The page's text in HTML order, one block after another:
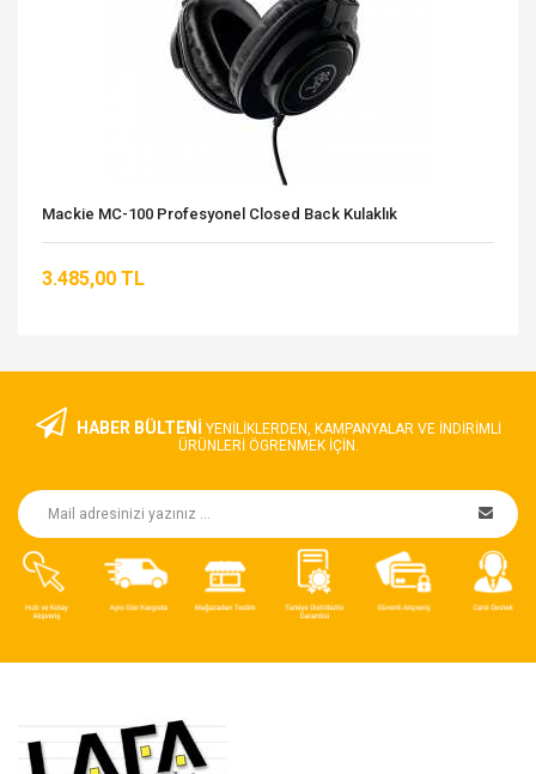
Mackie MC-100 Profesyonel Closed Back Kulaklık
3.485,00 TL
HABER BÜLTENİ YENILIKLERDEN, KAMPANYALAR VE INDIRIMLI
ÜRÜNLERI ÖGRENMEK IÇIN.